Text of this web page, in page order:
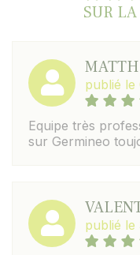
SUR
publié
Equipe très
sur Germineo
publié